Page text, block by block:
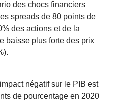
des chocs financiers
spreads de 80 points de
des actions et de la
baisse plus forte des prix
négatif sur le PIB est
de pourcentage en 2020